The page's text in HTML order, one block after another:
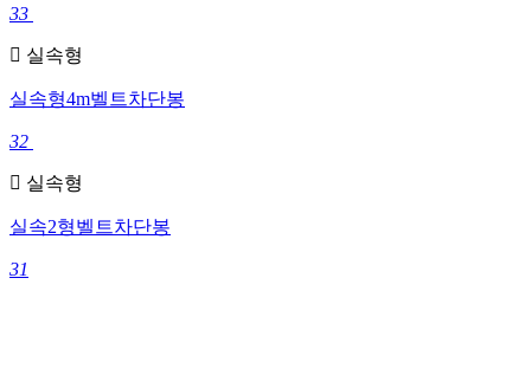
33
실속형
실속형4m벨트차단봉
32
실속형
실속2형벨트차단봉
31